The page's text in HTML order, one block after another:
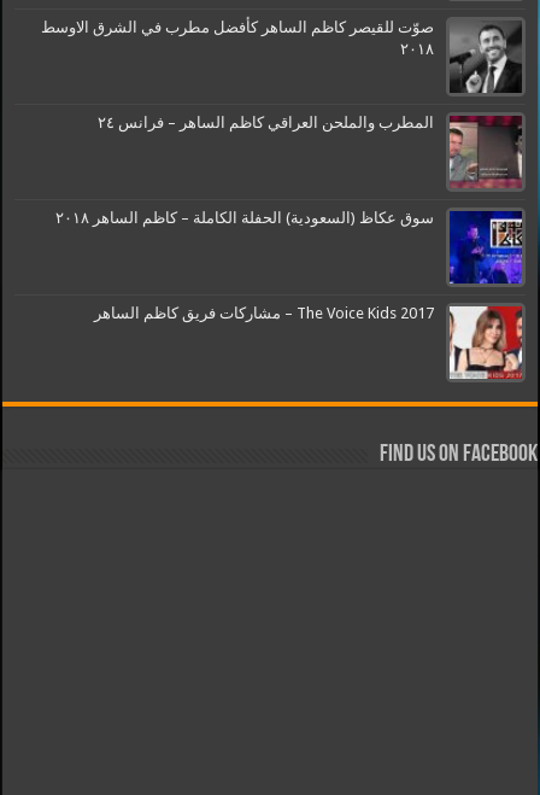
صوّت للقيصر كاظم الساهر كأفضل مطرب في الشرق الاوسط
٢٠١٨
المطرب والملحن العراقي كاظم الساهر – فرانس ٢٤
سوق عكاظ (السعودية) الحفلة الكاملة – كاظم الساهر ٢٠١٨
The Voice Kids 2017 – مشاركات فريق كاظم الساهر
Find us on Facebook